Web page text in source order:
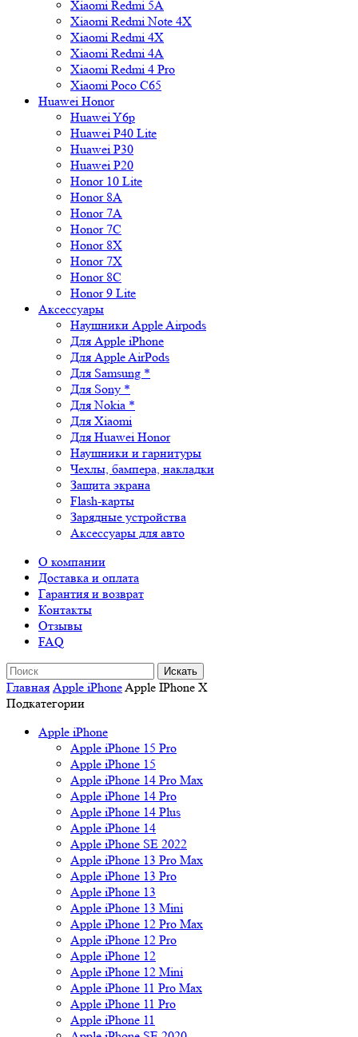
Xiaomi Redmi 5A
Xiaomi Redmi Note 4X
Xiaomi Redmi 4X
Xiaomi Redmi 4A
Xiaomi Redmi 4 Pro
Xiaomi Poco C65
Huawei Honor
Huawei Y6p
Huawei P40 Lite
Huawei P30
Huawei P20
Honor 10 Lite
Honor 8A
Honor 7A
Honor 7C
Honor 8X
Honor 7X
Honor 8C
Honor 9 Lite
Аксессуары
Наушники Apple Airpods
Для Apple iPhone
Для Apple AirPods
Для Samsung *
Для Sony *
Для Nokia *
Для Xiaomi
Для Huawei Honor
Наушники и гарнитуры
Чехлы, бампера, накладки
Защита экрана
Flash-карты
Зарядные устройства
Аксессуары для авто
О компании
Доставка и оплата
Гарантия и возврат
Контакты
Отзывы
FAQ
Главная Apple iPhoneApple IPhone X
Подкатегории
Apple iPhone
Apple iPhone 15 Pro
Apple iPhone 15
Apple iPhone 14 Pro Max
Apple iPhone 14 Pro
Apple iPhone 14 Plus
Apple iPhone 14
Apple iPhone SE 2022
Apple iPhone 13 Pro Max
Apple iPhone 13 Pro
Apple iPhone 13
Apple iPhone 13 Mini
Apple iPhone 12 Pro Max
Apple iPhone 12 Pro
Apple iPhone 12
Apple iPhone 12 Mini
Apple iPhone 11 Pro Max
Apple iPhone 11 Pro
Apple iPhone 11